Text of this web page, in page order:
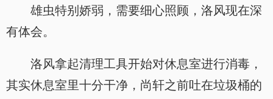
雄虫特别娇弱，需要细心照顾，洛风现在深
有体会。
洛风拿起清理工具开始对休息室进行消毒，
其实休息室里十分干净，尚轩之前吐在垃圾桶的